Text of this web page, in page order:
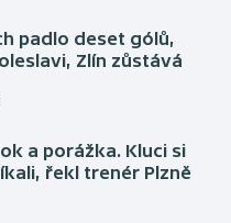
padlo deset gólů,
Zlín zůstává
a porážka. Kluci si
řekl trenér Plzně